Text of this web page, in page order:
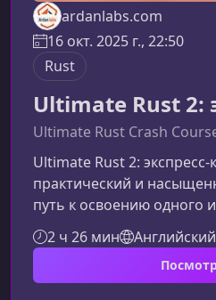
ardanlabs.com
16 окт. 2025 г., 22:50
Rust
Ultimate Rust 2:
Ultimate Rust Crash
Ultimate Rust 2: экспресс-
практический и
путь к освоению одного
современных языков.
хочет быстро и уверенно
Rust, научиться писать
2 ч 26 мин Английский